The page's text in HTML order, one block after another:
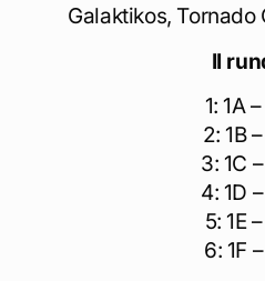
Galaktikos, Tornado
II
1: 1A
2: 1B
3: 1C
4: 1D
5: 1E
6: 1F